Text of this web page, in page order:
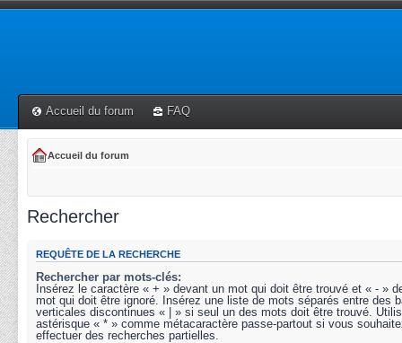
Accueil du forum FAQ
Accueil du forum
Rechercher
REQUÊTE DE LA RECHERCHE
Rechercher par mots-clés:
Insérez le caractère « + » devant un mot qui doit être trouvé et « - »
mot qui doit être ignoré. Insérez une liste de mots séparés entre des
verticales discontinues « | » si seul un des mots doit être trouvé.
astérisque « * » comme métacaractère passe-partout si vous
effectuer des recherches partielles.